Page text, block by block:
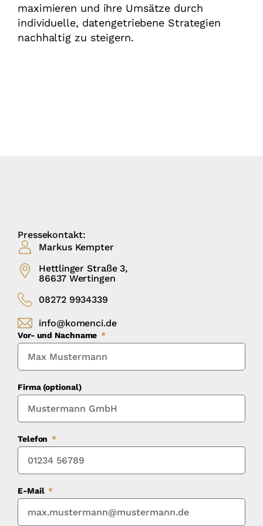
maximieren und ihre Umsätze durch
individuelle, datengetriebene Strategien
nachhaltig zu steigern.
Pressekontakt:
Markus Kempter
Hettlinger Straße 3,
86637 Wertingen
08272 9934339
info@komenci.de
Vor- und Nachname
Firma (optional)
Telefon
E-Mail